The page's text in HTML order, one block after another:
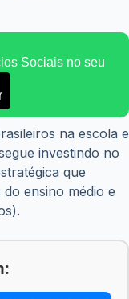
Sociais no seu
na escola e
investindo no
que
ensino médio e